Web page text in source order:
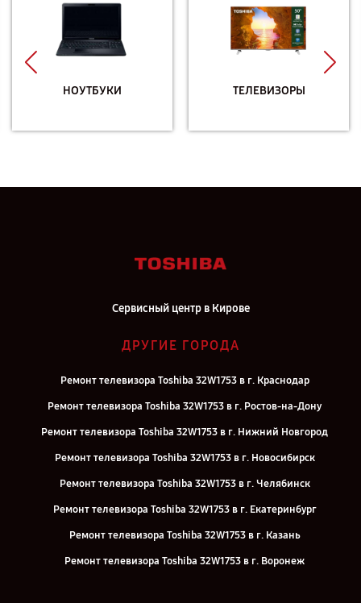
НОУТБУКИ ТЕЛЕВИЗОРЫ
Сервисный центр в Кирове
ДРУГИЕ ГОРОДА
Ремонт телевизора Toshiba 32W1753 в г. Краснодар
Ремонт телевизора Toshiba 32W1753 в г. Ростов-на-Дону
Ремонт телевизора Toshiba 32W1753 в г. Нижний Новгород
Ремонт телевизора Toshiba 32W1753 в г. Новосибирск
Ремонт телевизора Toshiba 32W1753 в г. Челябинск
Ремонт телевизора Toshiba 32W1753 в г. Екатеринбург
Ремонт телевизора Toshiba 32W1753 в г. Казань
Ремонт телевизора Toshiba 32W1753 в г. Воронеж